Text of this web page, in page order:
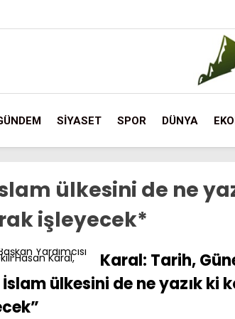
SİYASET SPOR DÜNYA
ülkesini de ne
işleyecek*
Karal: Tarih,
ülkesini de ne yazık ki